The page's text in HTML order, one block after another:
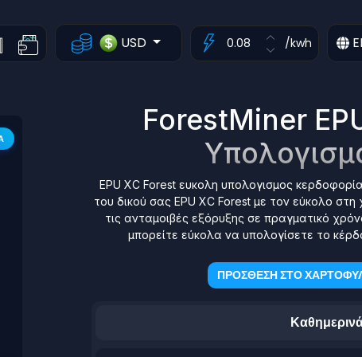
USD /kwh
ForestMiner
EPU XC Forest ευκολη υπολογισμος
του δικού σας EPU XC Forest με τον εύκολο
τις ανταμοιβές εξόρυξης σε πραγματικό
μπορείτε εύκολα να υπολογίσετε το
ΠΡΟΣΘΕΣΗ ΣΤΟ